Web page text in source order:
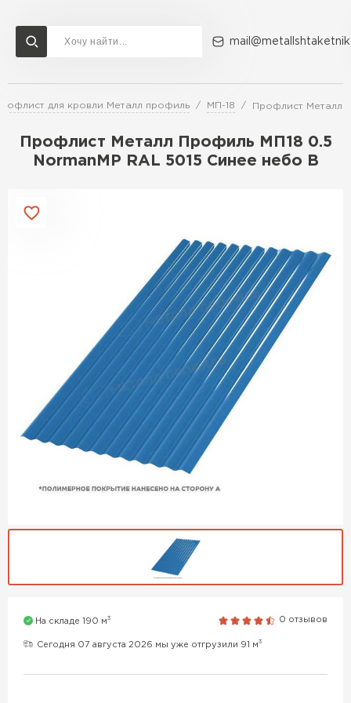
для кровли Металл профиль МП-18 Профлист Металл
Профлист Металл Профиль МП18 0.5
NormanMP RAL 5015 Синее небо B
На складе 190 м3 0 отзывов
Сегодня 07 августа 2026 мы уже отгрузили 91 м3
Доставка и оплата Акции О компании Контакты
Перейти в каталог